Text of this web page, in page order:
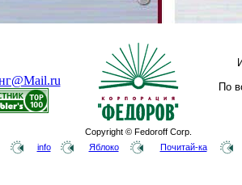
Copyright © Fedoroff Corp.
По
info Яблоко Почитай-ка